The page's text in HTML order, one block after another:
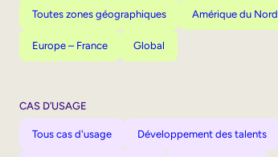
Toutes zones géographiques Amérique du Nord
Europe – France Global
CAS D’USAGE
Tous cas d'usage Développement des talents